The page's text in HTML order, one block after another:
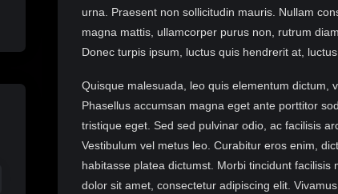
urna. Praesent non sollicitudin mauris. Nullam
magna mattis, ullamcorper purus non, rutrum
Donec turpis ipsum, luctus quis hendrerit at, luctus
Quisque malesuada, leo quis elementum dictum,
Phasellus accumsan magna eget ante porttitor
tristique eget. Sed sed pulvinar odio, ac facilisis
Vestibulum vel metus leo. Curabitur eros enim,
habitasse platea dictumst. Morbi tincidunt
dolor sit amet, consectetur adipiscing elit.